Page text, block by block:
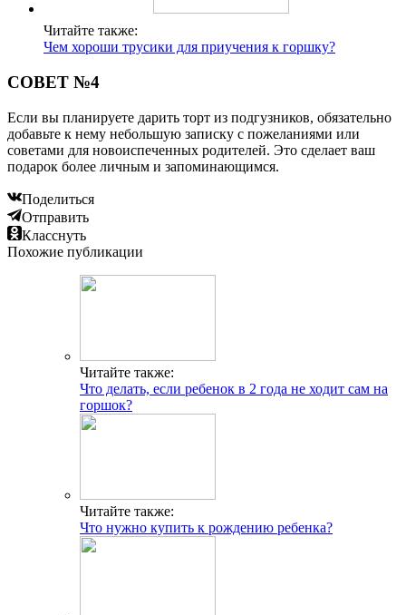
Читайте также:
Чем хороши трусики для приучения к горшку?
СОВЕТ №4
Если вы планируете дарить торт из подгузников, обязательно
добавьте к нему небольшую записку с пожеланиями или
советами для новоиспеченных родителей. Это сделает ваш
подарок более личным и запоминающимся.
Поделиться
Отправить
Класснуть
Похожие публикации
Читайте также:
Что делать, если ребенок в 2 года не ходит сам на
горшок?
Читайте также:
Что нужно купить к рождению ребенка?